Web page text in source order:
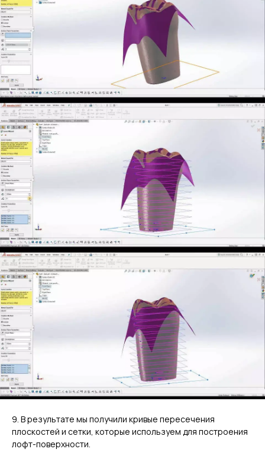
9. В результате мы получили кривые пересечения
плоскостей и сетки, которые используем для построения
лофт-поверхности.